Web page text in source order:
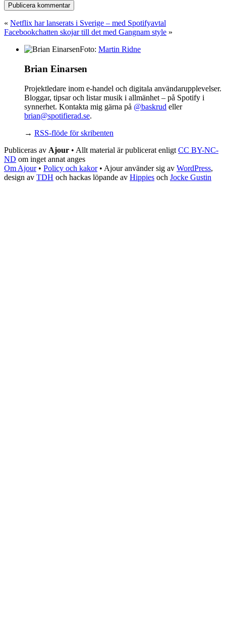
« Netflix har lanserats i Sverige – med Spotifyavtal
Facebookchatten skojar till det med Gangnam style »
Foto: Martin Ridne
Brian Einarsen
Projektledare inom e-handel och digitala användarupplevelser.
Bloggar, tipsar och listar musik i allmänhet – på Spotify i
synnerhet. Kontakta mig gärna på @baskrud eller
brian@spotifierad.se.
→ RSS-flöde för skribenten
Publiceras av Ajour • Allt material är publicerat enligt CC BY-NC-
ND om inget annat anges
Om Ajour• Policy och kakor• Ajour använder sig av WordPress,
design av TDH och hackas löpande av Hippies och Jocke Gustin